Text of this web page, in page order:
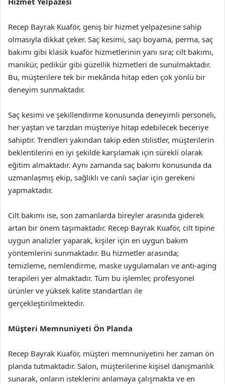
Recep Bayrak Kuaför, geniş bir hizmet yelpazesine sahip
olmasıyla dikkat çeker. Saç kesimi, saçı boyama, perma, saç
bakımı gibi klasik kuaför hizmetlerinin yanı sıra; cilt bakımı,
manikür, pedikür gibi güzellik hizmetleri de sunulmaktadır.
Bu, müşterilere tek bir mekânda hitap eden çok yönlü bir
deneyim sunmaktadır.
Saç kesimi ve şekillendirme konusunda deneyimli personeli,
her yaştan ve tarzdan müşteriye hitap edebilecek beceriye
sahiptir. Trendleri yakından takip eden stilistler, müşterilerin
beklentilerini en iyi şekilde karşılamak için sürekli olarak
eğitim almaktadır. Aynı zamanda saç bakımı konusunda da
uzmanlaşmış ekip, sağlıklı ve canlı saçlar için gerekeni
yapmaktadır.
Cilt bakımı ise, son zamanlarda bireyler arasında giderek
artan bir önem taşımaktadır. Recep Bayrak Kuaför, cilt tipine
uygun analizler yaparak, kişiler için en uygun bakım
yöntemlerini sunmaktadır. Bu hizmetler arasında;
temizleme, nemlendirme, maske uygulamaları ve anti-aging
terapileri yer almaktadır. Tüm bu işlemler, profesyonel
ürünler ve yüksek kalite standartları ile
gerçekleştirilmektedir.
Müşteri Memnuniyeti Ön Planda
Recep Bayrak Kuaför, müşteri memnuniyetini her zaman ön
planda tutmaktadır. Salon, müşterilerine kişisel danışmanlık
sunarak, onların isteklerini anlamaya çalışmakta ve en